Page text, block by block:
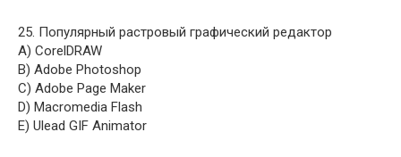
25. Популярный растровый графический редактор
A) CorelDRAW
B) Adobe Photoshop
C) Adobe Page Maker
D) Macromedia Flash
E) Ulead GIF Animator